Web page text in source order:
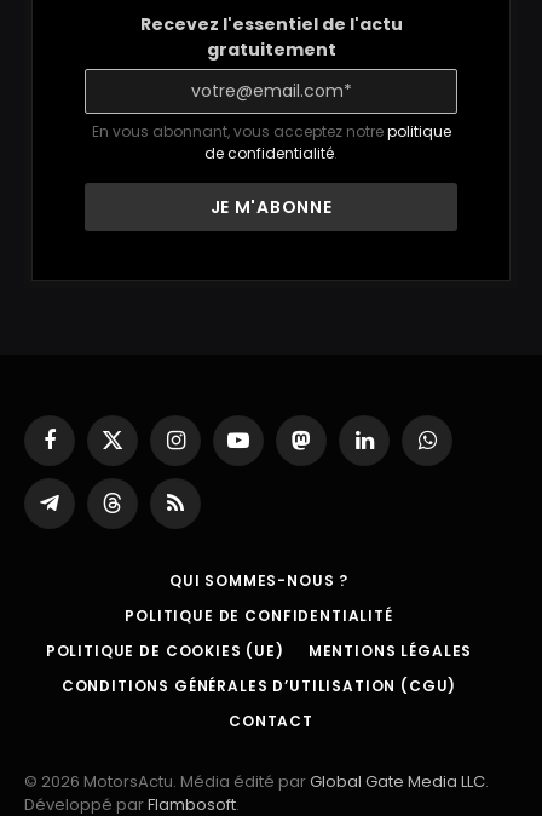
Recevez l'essentiel de l'actu
gratuitement
En vous abonnant, vous acceptez notrepolitique
de confidentialité.
Facebook
X
(Twitter)
InstagramYouTubeMastodonLinkedInWhatsApp
Partager
sur
ThreadsRSS
QUI SOMMES-NOUS ?
POLITIQUE DE CONFIDENTIALITÉ
POLITIQUE DE COOKIES (UE)
MENTIONS LÉGALES
CONDITIONS GÉNÉRALES D’UTILISATION (CGU)
CONTACT
© 2026 MotorsActu. Média édité parGlobal Gate Media LLC.
Développé parFlambosoft.